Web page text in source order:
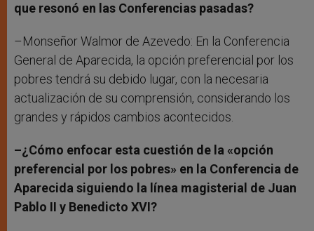
que resonó en las Conferencias pasadas?
–Monseñor Walmor de Azevedo: En la Conferencia
General de Aparecida, la opción preferencial por los
pobres tendrá su debido lugar, con la necesaria
actualización de su comprensión, considerando los
grandes y rápidos cambios acontecidos.
–¿Cómo enfocar esta cuestión de la «opción
preferencial por los pobres» en la Conferencia de
Aparecida siguiendo la línea magisterial de Juan
Pablo II y Benedicto XVI?